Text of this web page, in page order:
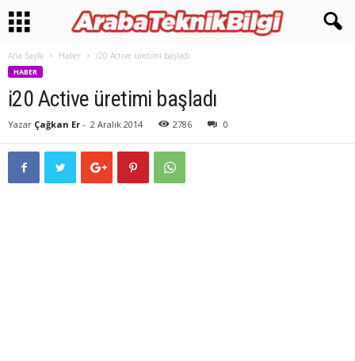
Ana Sayfa Haber i20 Active üretimi başladı
HABER
i20 Active üretimi başladı
Yazar Çağkan Er - 2 Aralık 2014 2786 0